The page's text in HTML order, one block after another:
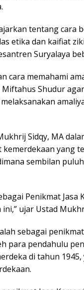
tentang cara
etika dan kaifiat
Suryalaya
cara memahami
Shudur
Sidqy, MA
yang
sembilan
Penikmat
ujar Ustad
sebagai
para pendahulu
di tahun